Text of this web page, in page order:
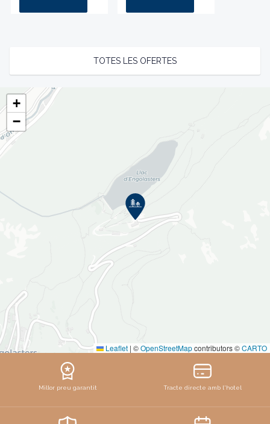
TOTES LES OFERTES
+
−
Leaflet | ©OpenStreetMapcontributors ©CARTO
Millor preu garantit Tracte directe amb l'hotel